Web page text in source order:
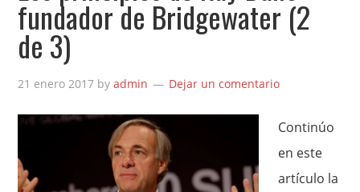
fundador de Bridgewater (2
de 3)
21 enero 2017 byadmin Dejar un comentario
Continúo
en este
artículo la